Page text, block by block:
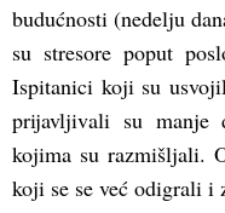
budućnosti (nedelju
su stresore poput
Ispitanici koji su
prijavljivali su manje
kojima su razmišljali.
koji se se već odigrali i